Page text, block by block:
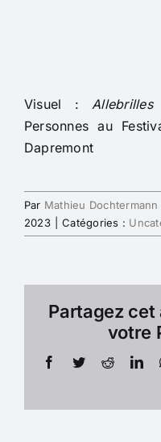
Visuel :Allebrilles
Personnes au
Dapremont
Par Mathieu Dochtermann
2023
Catégories :
Partagez cet
votre
Facebook
TwitterReddit